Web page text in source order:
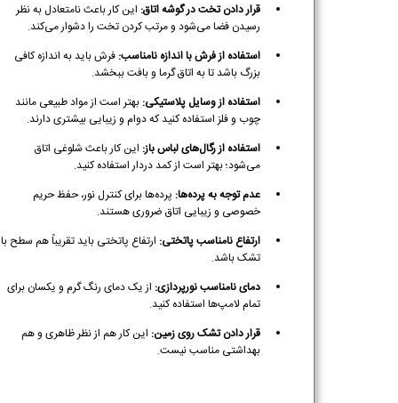
قرار دادن تخت در گوشه اتاق: این کار باعث نامتعادل به نظر
رسیدن فضا می‌شود و مرتب کردن تخت را دشوار می‌کند.
استفاده از فرش با اندازه نامناسب: فرش باید به اندازه کافی
بزرگ باشد تا به اتاق گرما و بافت ببخشد.
استفاده از وسایل پلاستیکی: بهتر است از مواد طبیعی مانند
چوب و فلز استفاده کنید که دوام و زیبایی بیشتری دارند.
استفاده از رگال‌های لباس باز: این کار باعث شلوغی اتاق
می‌شود؛ بهتر است از کمد دردار استفاده کنید.
عدم توجه به پرده‌ها: پرده‌ها برای کنترل نور، حفظ حریم
خصوصی و زیبایی اتاق ضروری هستند.
ارتفاع نامناسب پاتختی: ارتفاع پاتختی باید تقریباً هم سطح با
تشک باشد.
دمای نامناسب نورپردازی: از یک دمای رنگ گرم و یکسان برای
تمام لامپ‌ها استفاده کنید.
قرار دادن تشک روی زمین: این کار هم از نظر ظاهری و هم
بهداشتی مناسب نیست.